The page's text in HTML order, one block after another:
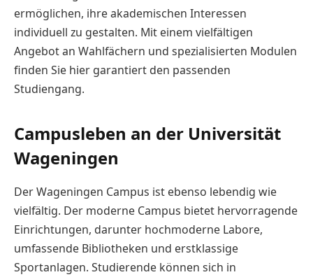
ermöglichen, ihre akademischen Interessen
individuell zu gestalten. Mit einem vielfältigen
Angebot an Wahlfächern und spezialisierten Modulen
finden Sie hier garantiert den passenden
Studiengang.
Campusleben an der Universität
Wageningen
Der Wageningen Campus ist ebenso lebendig wie
vielfältig. Der moderne Campus bietet hervorragende
Einrichtungen, darunter hochmoderne Labore,
umfassende Bibliotheken und erstklassige
Sportanlagen. Studierende können sich in